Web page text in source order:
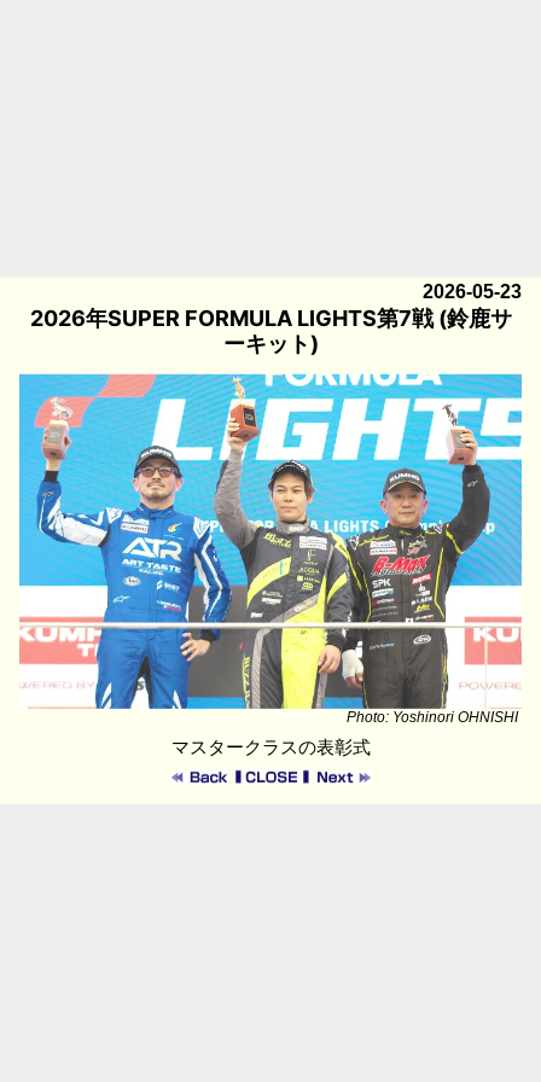
2026-05-23
2026年SUPER FORMULA LIGHTS第7戦 (鈴鹿サ
ーキット)
Photo: Yoshinori OHNISHI
マスタークラスの表彰式